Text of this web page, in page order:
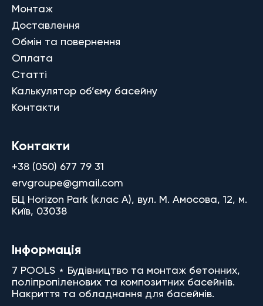
Монтаж
Доставлення
Обмін та повернення
Оплата
Статті
Калькулятор об’єму басейну
Контакти
Контакти
+38 (050) 677 79 31
ervgroupe@gmail.com
БЦ Horizon Park (клас A), вул. М. Амосова, 12, м.
Київ, 03038
Інформація
7 POOLS ⋆ Будівництво та монтаж бетонних,
поліпропіленових та композитних басейнів.
Накриття та обладнання для басейнів.